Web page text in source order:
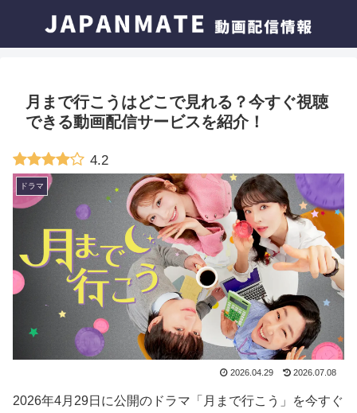
月まで行こうはどこで見れる？今すぐ視聴
できる動画配信サービスを紹介！
4.2
ドラマ
2026.04.29 2026.07.08
2026年4月29日に公開のドラマ「月まで行こう」を今すぐ